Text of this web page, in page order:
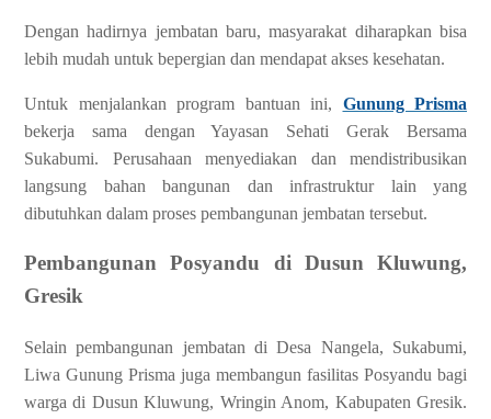
Dengan hadirnya jembatan baru, masyarakat diharapkan bisa
lebih mudah untuk bepergian dan mendapat akses kesehatan.
Untuk menjalankan program bantuan ini, Gunung Prisma
bekerja sama dengan Yayasan Sehati Gerak Bersama
Sukabumi. Perusahaan menyediakan dan mendistribusikan
langsung bahan bangunan dan infrastruktur lain yang
dibutuhkan dalam proses pembangunan jembatan tersebut.
Pembangunan Posyandu di Dusun Kluwung,
Gresik
Selain pembangunan jembatan di Desa Nangela, Sukabumi,
Liwa Gunung Prisma juga membangun fasilitas Posyandu bagi
warga di Dusun Kluwung, Wringin Anom, Kabupaten Gresik.